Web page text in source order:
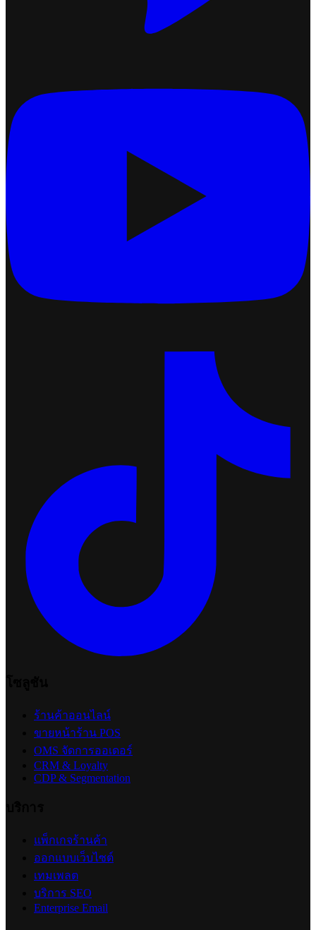
ร้านค้าออนไลน์
ขายหน้าร้าน POS
OMS จัดการออเดอร์
CRM & Loyalty
CDP & Segmentation
แพ็กเกจร้านค้า
ออกแบบเว็บไซต์
เทมเพลต
บริการ SEO
Enterprise Email